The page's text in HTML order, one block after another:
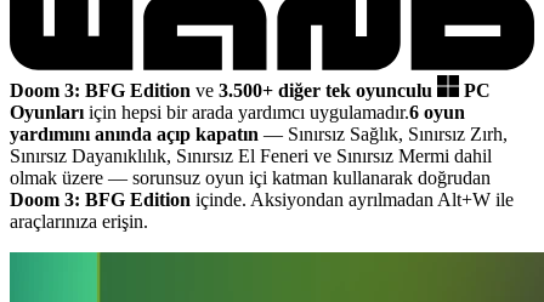
Doom 3: BFG Edition ve 3.500+ diğer tek oyunculu
PC
Oyunları için hepsi bir arada yardımcı uygulamadır.6 oyun
yardımını anında açıp kapatın — Sınırsız Sağlık, Sınırsız Zırh,
Sınırsız Dayanıklılık, Sınırsız El Feneri ve Sınırsız Mermi dahil
olmak üzere — sorunsuz oyun içi katman kullanarak doğrudan
Doom 3: BFG Edition içinde. Aksiyondan ayrılmadan Alt+W ile
araçlarınıza erişin.